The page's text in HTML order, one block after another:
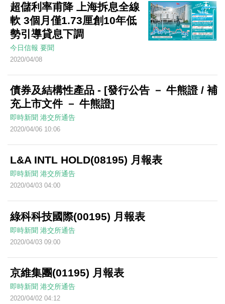
超儲利率甫降 上海拆息全線
軟 3個月僅1.73厘創10年低
勢引導貸息下調
今日信報 要聞
2020/04/08
債券及結構性產品 - [發行公告 － 牛熊證 / 補
充上市文件 － 牛熊證]
即時新聞 港交所通告
2020/04/06 10:06
L&A INTL HOLD(08195) 月報表
即時新聞 港交所通告
2020/04/03 04:00
綠科科技國際(00195) 月報表
即時新聞 港交所通告
2020/04/03 09:00
京維集團(01195) 月報表
即時新聞 港交所通告
2020/04/02 04:12